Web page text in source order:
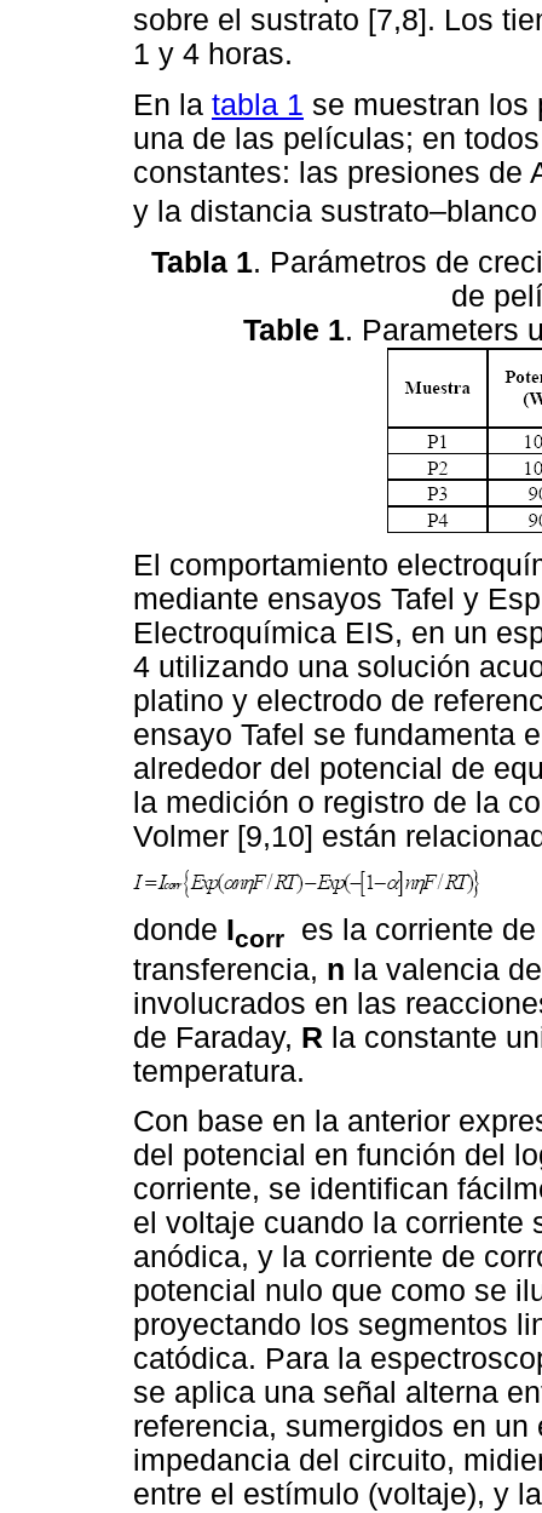
sobre el sustrato [7,8]. Los
1 y 4 horas.
En la tabla 1 se muestran
una de las películas; en
constantes: las presiones de
y la distancia
Tabla 1. Parámetros de
de
Table 1. Parameters
El comportamiento
mediante ensayos Tafel y
Electroquímica EIS, en un
4 utilizando una solución
platino y electrodo de
ensayo Tafel se fundamenta
alrededor del potencial de
la medición o registro de la
Volmer [9,10] están
donde Icorr es la corriente
transferencia, n la valencia
involucrados en las
de Faraday, R la constante
temperatura.
Con base en la anterior
del potencial en función del
corriente, se identifican
el voltaje cuando la corriente
anódica, y la corriente de
potencial nulo que como se
proyectando los segmentos
catódica. Para la
se aplica una señal alterna
referencia, sumergidos en
impedancia del circuito,
entre el estímulo (voltaje), y